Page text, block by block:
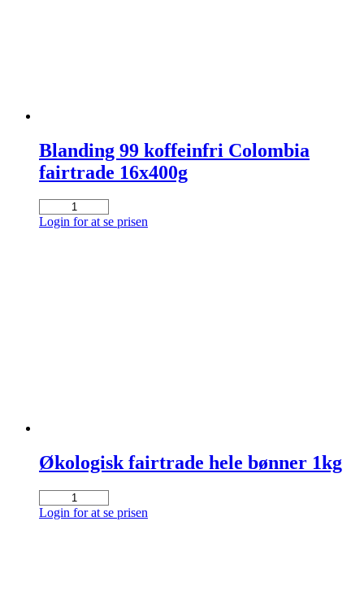
Blanding 99 koffeinfri Colombia
fairtrade 16x400g
Blanding
99
Login for at se prisen
Økologisk fairtrade hele bønner 1kg
Økologisk
fairtrade
Login for at se prisen